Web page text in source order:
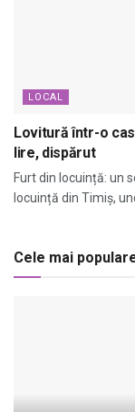
LOCAL
Lovitură într-o
lire, dispărut
Furt din locuință: un
locuință din Timiș,
Cele mai